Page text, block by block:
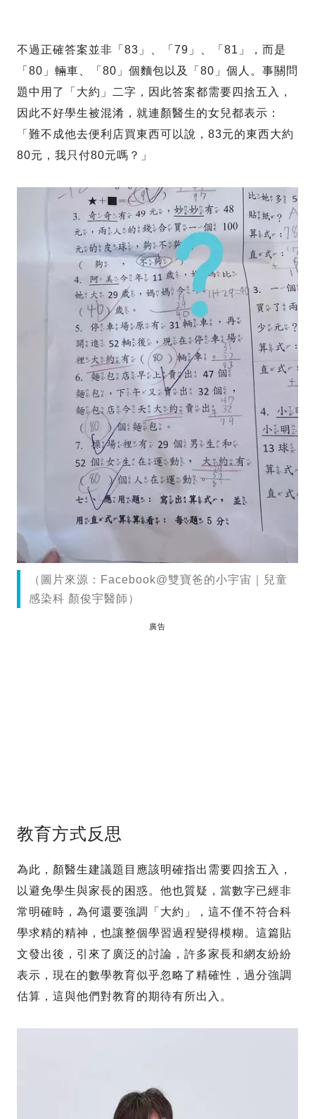
不過正確答案並非「83」、「79」、「81」，而是
「80」輛車、「80」個麵包以及「80」個人。事關問
題中用了「大約」二字，因此答案都需要四捨五入，
因此不好學生被混淆，就連顏醫生的女兒都表示：
「難不成他去便利店買東西可以說，83元的東西大約
80元，我只付80元嗎？」
（圖片來源：Facebook@雙寶爸的小宇宙｜兒童
感染科 顏俊宇醫師）
廣告
教育方式反思
為此，顏醫生建議題目應該明確指出需要四捨五入，
以避免學生與家長的困惑。他也質疑，當數字已經非
常明確時，為何還要強調「大約」，這不僅不符合科
學求精的精神，也讓整個學習過程變得模糊。這篇貼
文發出後，引來了廣泛的討論，許多家長和網友紛紛
表示，現在的數學教育似乎忽略了精確性，過分強調
估算，這與他們對教育的期待有所出入。